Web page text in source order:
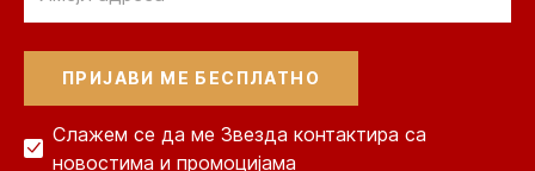
Слажем се да ме Звезда контактира са
новостима и промоцијама